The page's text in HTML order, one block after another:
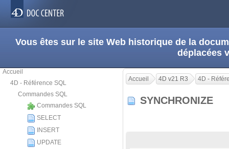
Vous êtes sur le site Web historique de la
déplacées
Accueil
4D - Référence SQL
Commandes SQL
Commandes SQL
SELECT
INSERT
UPDATE
Accueil 4D v21 R3 4D -
SYNCHRONIZE